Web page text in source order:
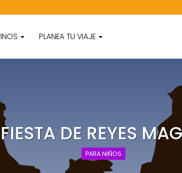
PLANEA TU VIAJE
FIESTA DE REYES
PARA NIÑOS